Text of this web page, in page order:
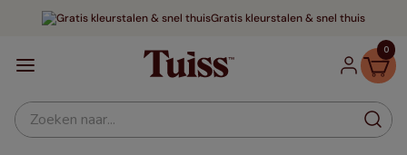
Gratis kleurstalen & snel thuis
0
Zoeken naar...